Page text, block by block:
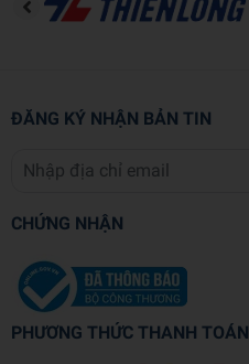
ĐĂNG KÝ NHẬN BẢN TIN
CHỨNG NHẬN
PHƯƠNG THỨC THANH TOÁN